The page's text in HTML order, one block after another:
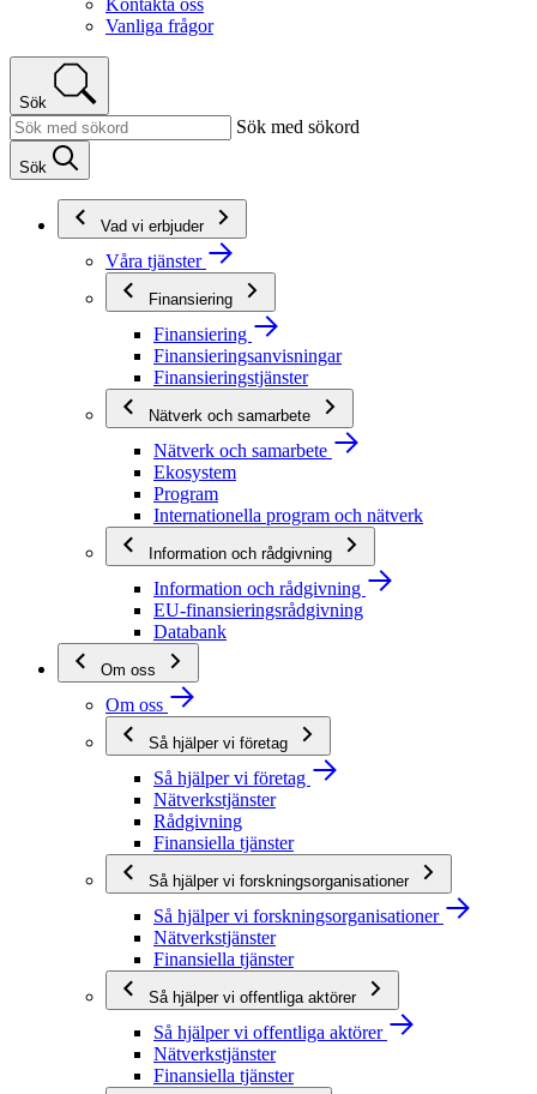
Kontakta oss
Vanliga frågor
Sök
Sök med sökord
Sök
Vad vi erbjuder
Våra tjänster
Finansiering
Finansiering
Finansieringsanvisningar
Finansieringstjänster
Nätverk och samarbete
Nätverk och samarbete
Ekosystem
Program
Internationella program och nätverk
Information och rådgivning
Information och rådgivning
EU-finansieringsrådgivning
Databank
Om oss
Om oss
Så hjälper vi företag
Så hjälper vi företag
Nätverkstjänster
Rådgivning
Finansiella tjänster
Så hjälper vi forskningsorganisationer
Så hjälper vi forskningsorganisationer
Nätverkstjänster
Finansiella tjänster
Så hjälper vi offentliga aktörer
Så hjälper vi offentliga aktörer
Nätverkstjänster
Finansiella tjänster